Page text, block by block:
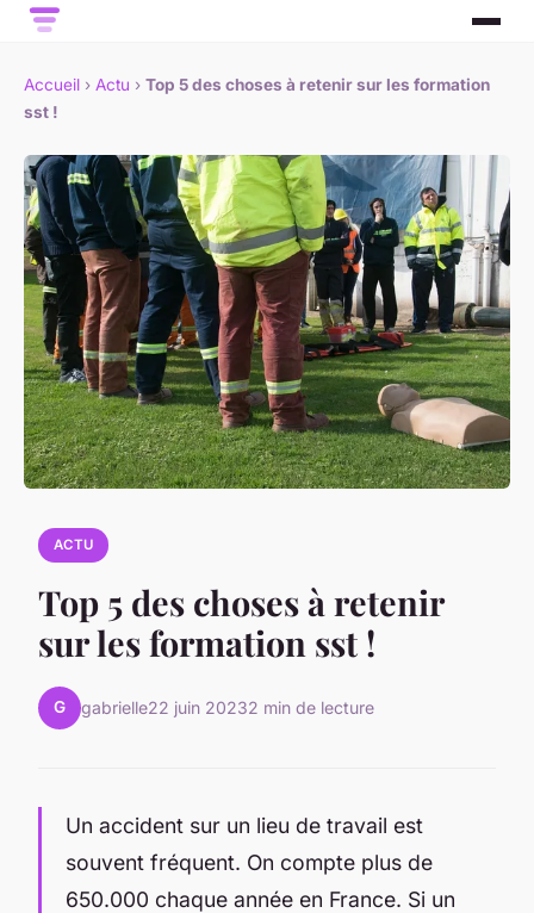
Accueil › Actu › Top 5 des choses à retenir sur les formation
sst !
ACTU
Top 5 des choses à retenir
sur les formation sst !
G gabrielle22 juin 20232 min de lecture
Un accident sur un lieu de travail est
souvent fréquent. On compte plus de
650.000 chaque année en France. Si un